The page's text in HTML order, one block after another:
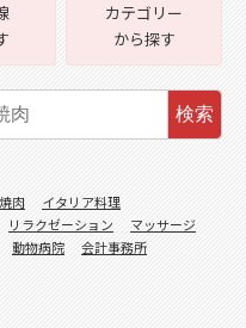
カテゴリー
から探す
検索
焼肉
イタリア料理
リラクゼーション
マッサージ
動物病院
会計事務所